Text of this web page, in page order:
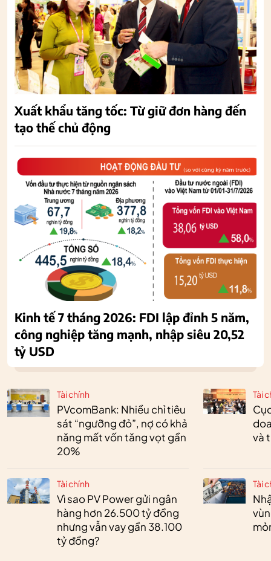
Tài chính
PVcomBank: Nhiều chỉ tiêu
sát “ngưỡng đỏ”, nợ có khả
năng mất vốn tăng vọt gần
20%
Tài chính
Vì sao PV Power gửi ngân
hàng hơn 26.500 tỷ đồng
nhưng vẫn vay gần 38.100
tỷ đồng?
Tài
và
Tài
Xuất khẩu tăng tốc: Từ giữ đơn hàng đến
tạo thế chủ động
Kinh tế 7 tháng 2026: FDI lập đỉnh 5 năm,
công nghiệp tăng mạnh, nhập siêu 20,52
tỷ USD